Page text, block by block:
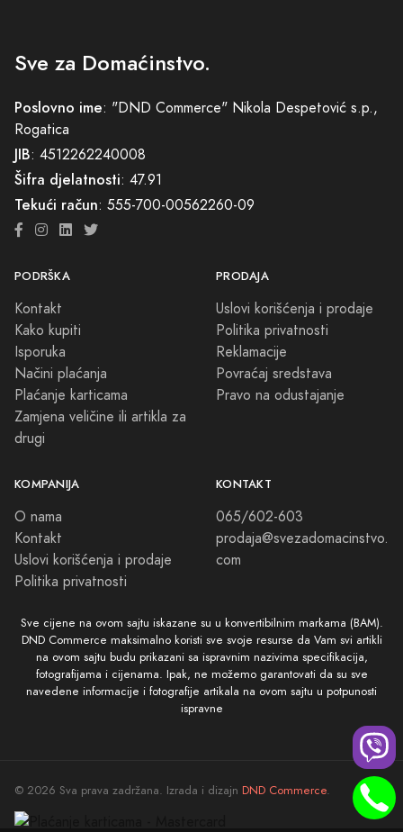
Sve za Domaćinstvo.
Poslovno ime: "DND Commerce" Nikola Despetović s.p.,
Rogatica
JIB: 4512262240008
Šifra djelatnosti: 47.91
Tekući račun: 555-700-00562260-09
PODRŠKA
Kontakt
Kako kupiti
Isporuka
Načini plaćanja
Plaćanje karticama
Zamjena veličine ili artikla za
drugi
PRODAJA
Uslovi korišćenja i prodaje
Politika privatnosti
Reklamacije
Povraćaj sredstava
Pravo na odustajanje
KOMPANIJA
O nama
Kontakt
Uslovi korišćenja i prodaje
Politika privatnosti
KONTAKT
065/602-603
prodaja@svezadomacinstvo.
com
Sve cijene na ovom sajtu iskazane su u konvertibilnim markama (BAM).
DND Commerce maksimalno koristi sve svoje resurse da Vam svi artikli
na ovom sajtu budu prikazani sa ispravnim nazivima specifikacija,
fotografijama i cijenama. Ipak, ne možemo garantovati da su sve
navedene informacije i fotografije artikala na ovom sajtu u potpunosti
ispravne
© 2026 Sva prava zadržana. Izrada i dizajn DND Commerce.